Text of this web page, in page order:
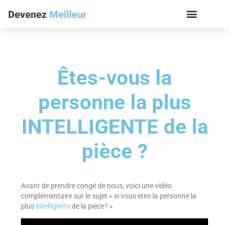
Êtes-vous la
personne la plus
INTELLIGENTE de la
pièce ?
Avant de prendre congé de nous, voici une vidéo
complémentaire sur le sujet « si vous etes la personne la
plus intelligentede la piece? »